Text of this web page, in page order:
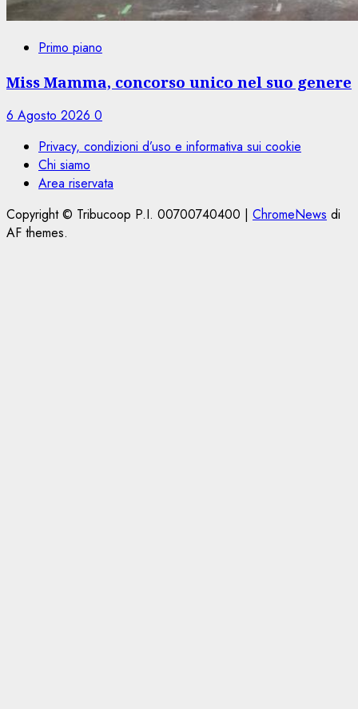
Primo piano
Miss Mamma, concorso unico nel suo genere
6 Agosto 2026 0
Privacy, condizioni d’uso e informativa sui cookie
Chi siamo
Area riservata
Copyright © Tribucoop P.I. 00700740400 | ChromeNews di
AF themes.